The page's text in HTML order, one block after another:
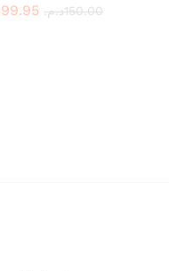
99.95 150.00د.م.